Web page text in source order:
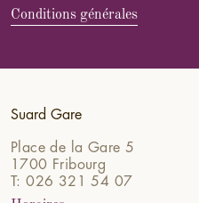
Conditions générales
Suard Gare
Place de la Gare 5
1700 Fribourg
T: 026 321 54 07